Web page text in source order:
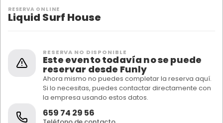
RESERVA ONLINE
Liquid Surf House
RESERVA NO DISPONIBLE
Este evento todavía no se puede
reservar desde Funly
Ahora mismo no puedes completar la reserva aquí.
Si lo necesitas, puedes contactar directamente con
la empresa usando estos datos.
659 74 29 56